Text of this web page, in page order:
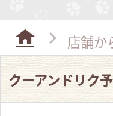
店舗か
クーアンドリク